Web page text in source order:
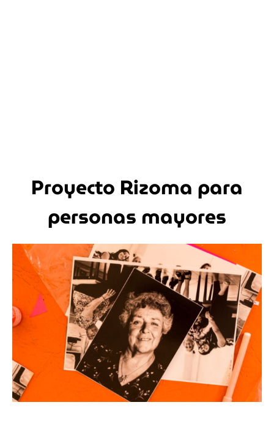
Proyecto Rizoma para
personas mayores